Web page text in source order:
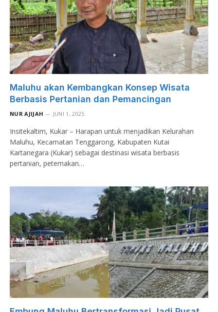
Maluhu akan Kembangkan Konsep Wisata
Berbasis Pertanian dan Pemancingan
NUR AJIJAH JUNI 1, 2025
Insitekaltim, Kukar – Harapan untuk menjadikan Kelurahan
Maluhu, Kecamatan Tenggarong, Kabupaten Kutai
Kartanegara (Kukar) sebagai destinasi wisata berbasis
pertanian, peternakan…